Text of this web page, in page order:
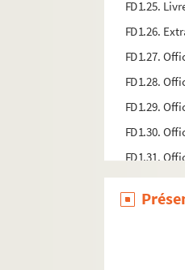
FD1.25.
FD1.26.
FD1.27.
FD1.28.
FD1.29.
FD1.30.
FD1.31.
FD1.32. Office
FD1.33.
FD1.34.